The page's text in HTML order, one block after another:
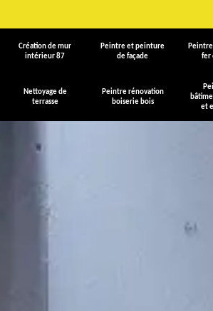
Création de mur
intérieur 87
Peintre et peinture
de façade
fer
Nettoyage de
terrasse
Peintre rénovation
boiserie bois
et